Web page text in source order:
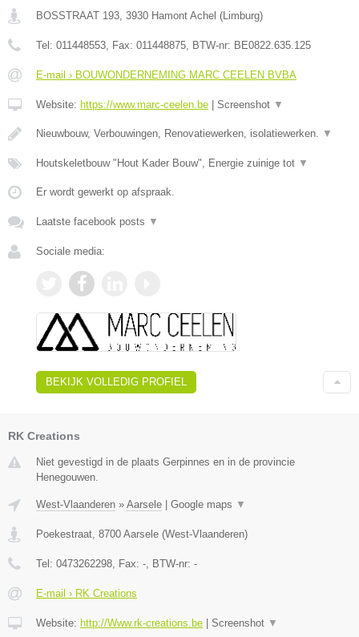
BOSSTRAAT 193 3930 Hamont Achel ( Limburg)
Tel: 011448553 , Fax: 011448875 , BTW-nr: BE0822.635.125
E-mail › BOUWONDERNEMING MARC CEELEN BVBA
Website: https://www.marc-ceelen.be Screenshot ▼
Nieuwbouw, Verbouwingen, Renovatiewerken, isolatiewerken. ▼
Houtskeletbouw "Hout Kader Bouw", Energie zuinige tot ▼
Er wordt gewerkt op afspraak.
Laatste facebook posts ▼
Sociale media:
BEKIJK VOLLEDIG PROFIEL
RK Creations
Niet gevestigd in de plaats Gerpinnes en in de provincie
Henegouwen.
West-Vlaanderen » Aarsele Google maps ▼
Poekestraat, 8700 Aarsele (West-Vlaanderen)
Tel: 0473262298, Fax: -, BTW-nr: -
E-mail › RK Creations
Website: http://Www.rk-creations.be Screenshot ▼